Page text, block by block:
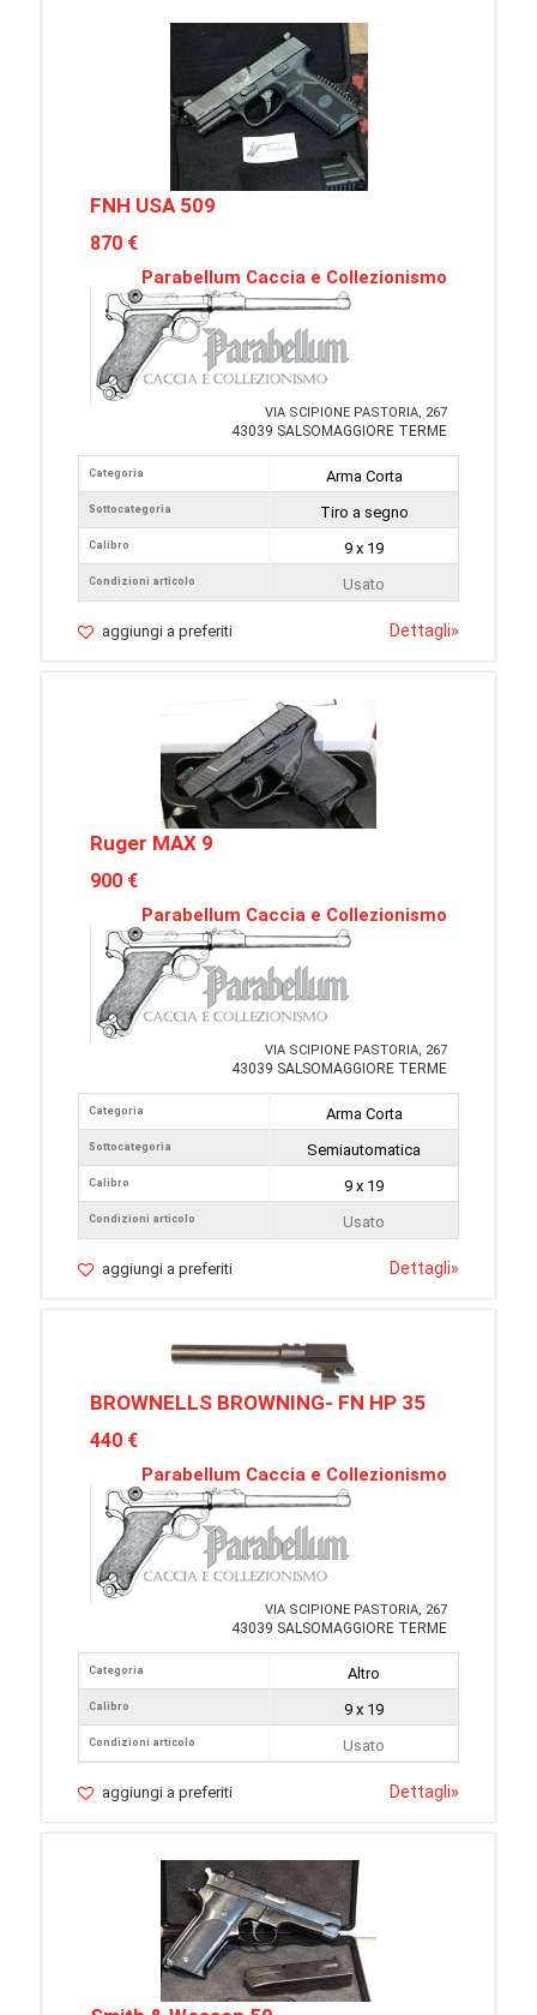
FNH USA 509
870 €
Parabellum Caccia e Collezionismo
VIA SCIPIONE PASTORIA, 267
43039 SALSOMAGGIORE TERME
Categoria
Sottocategoria
Calibro
Condizioni articolo
Arma Corta
Tiro a segno
9 x 19
Usato
aggiungi a preferiti Dettagli»
Ruger MAX 9
900 €
Parabellum Caccia e Collezionismo
VIA SCIPIONE PASTORIA, 267
43039 SALSOMAGGIORE TERME
Categoria
Sottocategoria
Calibro
Condizioni articolo
Arma Corta
Semiautomatica
9 x 19
Usato
aggiungi a preferiti Dettagli»
BROWNELLS BROWNING- FN HP 35
440 €
Parabellum Caccia e Collezionismo
VIA SCIPIONE PASTORIA, 267
43039 SALSOMAGGIORE TERME
Categoria
Calibro
Condizioni articolo
Altro
9 x 19
Usato
aggiungi a preferiti Dettagli»